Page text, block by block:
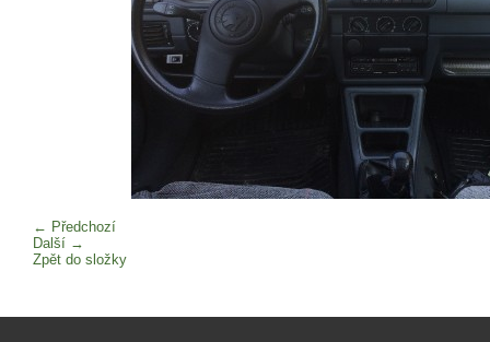
← Předchozí
Další →
Zpět do složky